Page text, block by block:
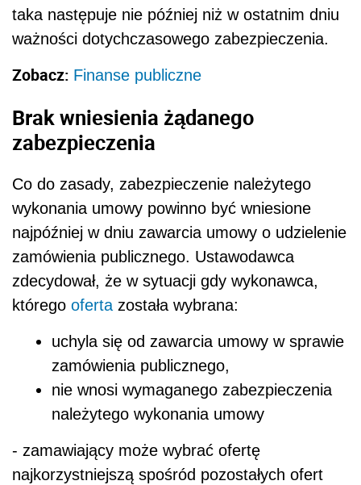
taka następuje nie później niż w ostatnim dniu
ważności dotychczasowego zabezpieczenia.
Zobacz: Finanse publiczne
Brak wniesienia żądanego
zabezpieczenia
Co do zasady, zabezpieczenie należytego
wykonania umowy powinno być wniesione
najpóźniej w dniu zawarcia umowy o udzielenie
zamówienia publicznego. Ustawodawca
zdecydował, że w sytuacji gdy wykonawca,
którego oferta została wybrana:
uchyla się od zawarcia umowy w sprawie
zamówienia publicznego,
nie wnosi wymaganego zabezpieczenia
należytego wykonania umowy
- zamawiający może wybrać ofertę
najkorzystniejszą spośród pozostałych ofert